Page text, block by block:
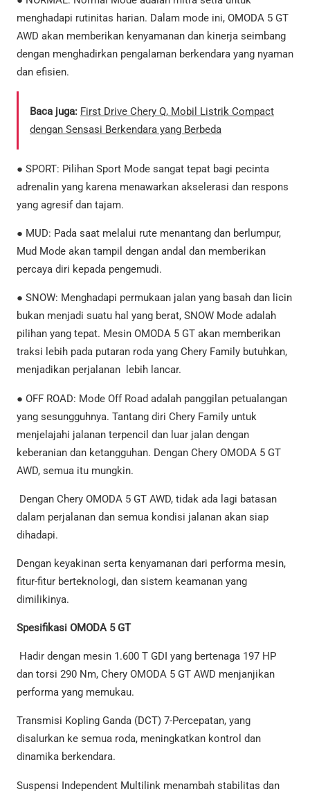
menghadapi rutinitas harian. Dalam mode ini, OMODA 5 GT
AWD akan memberikan kenyamanan dan kinerja seimbang
dengan menghadirkan pengalaman berkendara yang nyaman
dan efisien.
Baca juga: First Drive Chery Q, Mobil Listrik Compact
dengan Sensasi Berkendara yang Berbeda
● SPORT: Pilihan Sport Mode sangat tepat bagi pecinta
adrenalin yang karena menawarkan akselerasi dan respons
yang agresif dan tajam.
● MUD: Pada saat melalui rute menantang dan berlumpur,
Mud Mode akan tampil dengan andal dan memberikan
percaya diri kepada pengemudi.
● SNOW: Menghadapi permukaan jalan yang basah dan licin
bukan menjadi suatu hal yang berat, SNOW Mode adalah
pilihan yang tepat. Mesin OMODA 5 GT akan memberikan
traksi lebih pada putaran roda yang Chery Family butuhkan,
menjadikan perjalanan lebih lancar.
● OFF ROAD: Mode Off Road adalah panggilan petualangan
yang sesungguhnya. Tantang diri Chery Family untuk
menjelajahi jalanan terpencil dan luar jalan dengan
keberanian dan ketangguhan. Dengan Chery OMODA 5 GT
AWD, semua itu mungkin.
Dengan Chery OMODA 5 GT AWD, tidak ada lagi batasan
dalam perjalanan dan semua kondisi jalanan akan siap
dihadapi.
Dengan keyakinan serta kenyamanan dari performa mesin,
fitur-fitur berteknologi, dan sistem keamanan yang
dimilikinya.
Spesifikasi OMODA 5 GT
Hadir dengan mesin 1.600 T GDI yang bertenaga 197 HP
dan torsi 290 Nm, Chery OMODA 5 GT AWD menjanjikan
performa yang memukau.
Transmisi Kopling Ganda (DCT) 7-Percepatan, yang
disalurkan ke semua roda, meningkatkan kontrol dan
dinamika berkendara.
Suspensi Independent Multilink menambah stabilitas dan